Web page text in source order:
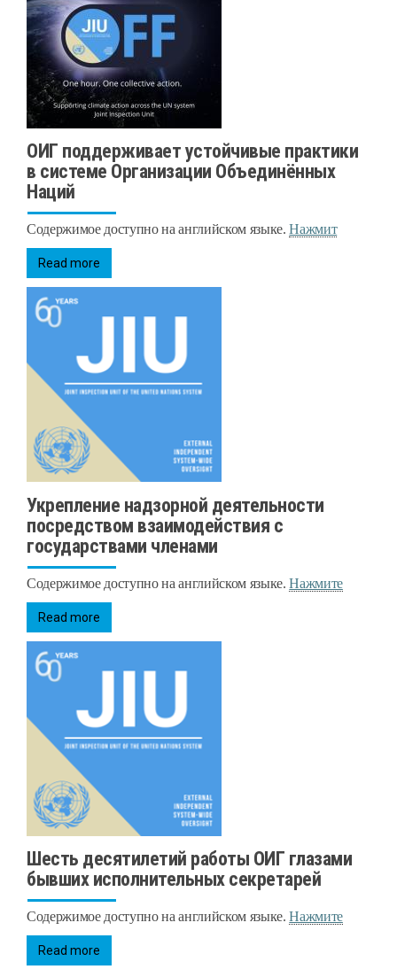
ОИГ поддерживает устойчивые практики
в системе Организации Объединённых
Наций
Содержимое доступно на английском языке. Нажмит
Read more
Укрепление надзорной деятельности
посредством взаимодействия с
государствами членами
Содержимое доступно на английском языке. Нажмите
Read more
Шесть десятилетий работы ОИГ глазами
бывших исполнительных секретарей
Содержимое доступно на английском языке. Нажмите
Read more